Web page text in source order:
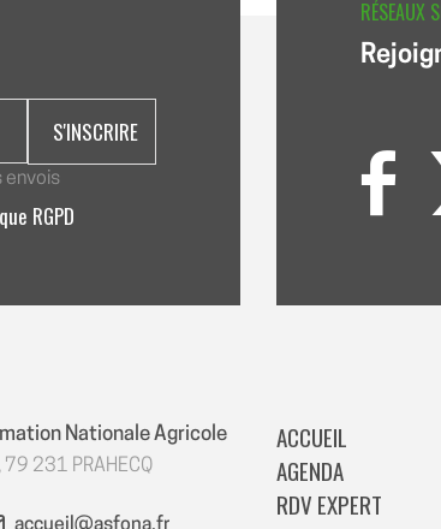
envois
RGPD
RÉSEAUX
Nationale Agricole
231 PRAHECQ
ACCUEIL
AGENDA
RDV EXPERT